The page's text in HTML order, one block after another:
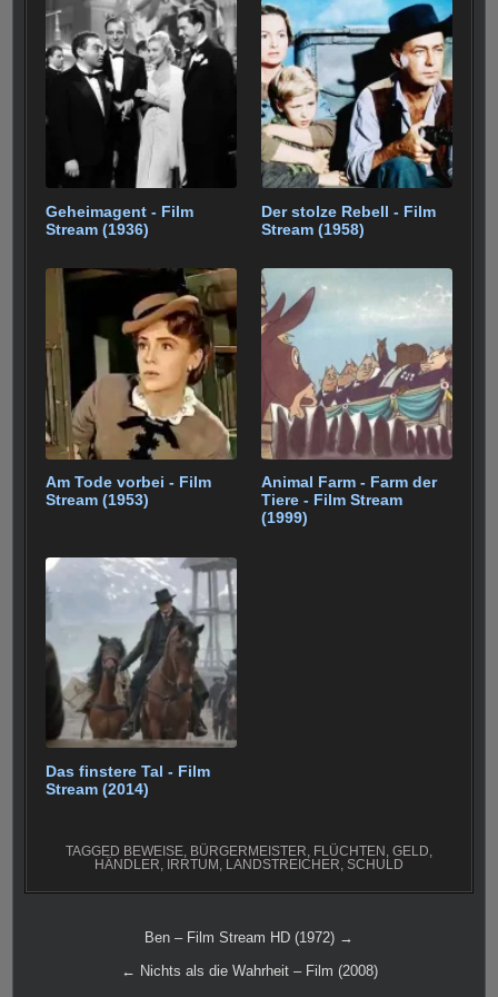
Geheimagent - Film
Stream (1936)
Der stolze Rebell - Film
Stream (1958)
Am Tode vorbei - Film
Stream (1953)
Animal Farm - Farm der
Tiere - Film Stream
(1999)
Das finstere Tal - Film
Stream (2014)
TAGGED BEWEISE, BÜRGERMEISTER, FLÜCHTEN , GELD,
HÄNDLER, IRRTUM , LANDSTREICHER, SCHULD
Beitragsnavigation
Ben – Film Stream HD (1972) →
← Nichts als die Wahrheit – Film (2008)